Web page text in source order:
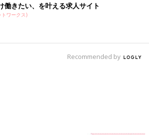
働きたい、を叶える求人サイト
トワークス)
Recommended by